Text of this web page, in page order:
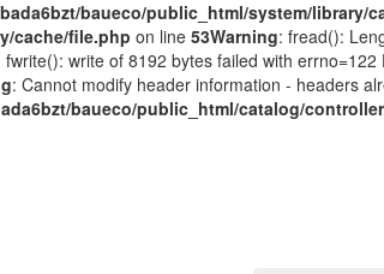
baueco/public_html/system/library/
cache/file.php on line 53Warning: fread():
fwrite(): write of 8192 bytes failed with errno=122
: Cannot modify header information - headers
baueco/public_html/catalog/